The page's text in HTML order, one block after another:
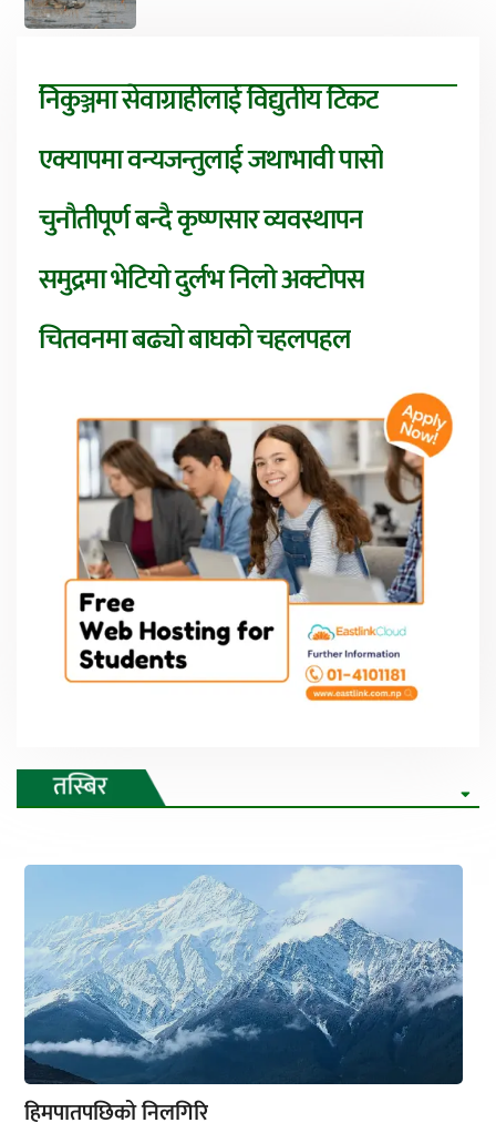
निकुञ्जमा सेवाग्राहीलाई विद्युतीय टिकट
एक्यापमा वन्यजन्तुलाई जथाभावी पासो
चुनौतीपूर्ण बन्दै कृष्णसार व्यवस्थापन
समुद्रमा भेटियो दुर्लभ निलो अक्टोपस
चितवनमा बढ्यो बाघको चहलपहल
हिमपातपछिको निलगिरि